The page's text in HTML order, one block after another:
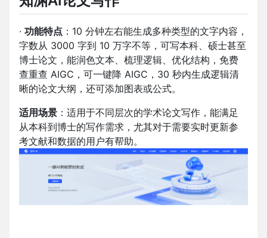
· 功能特点 ：10 分钟左右能生成多种类型的文字内容，
字数从 3000 字到 10 万字不等，可写本科、硕士甚至
博士论文，能润色文本、梳理逻辑、优化结构，免费
查重查 AIGC，可一键降 AIGC，30 秒内生成逻辑清
晰的论文大纲，还可添加图表或公式。
适用场景 ：适用于不同层次的学术论文写作，能满足
从本科到博士的写作需求，尤其对于需要实时更新参
考文献和数据的用户有帮助。